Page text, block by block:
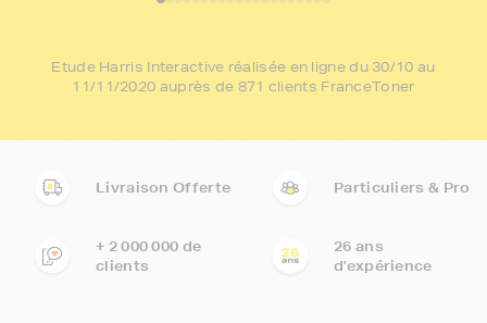
Etude Harris Interactive réalisée en ligne du 30/10 au
11/11/2020 auprès de 871 clients FranceToner
Livraison Offerte Particuliers & Pro
+ 2 000 000 de
clients
26 ans
d'expérience